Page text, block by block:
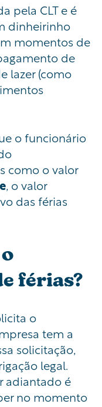
pela CLT e é
dinheirinho
momentos de
de
lazer (como
o funcionário
como o valor
, o valor
das férias
férias?
o
tem a
solicitação,
legal.
adiantado é
no momento